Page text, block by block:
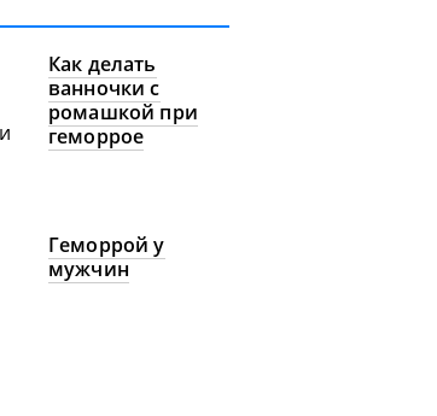
Как делать
ванночки с
ромашкой при
геморрое
Геморрой у
мужчин